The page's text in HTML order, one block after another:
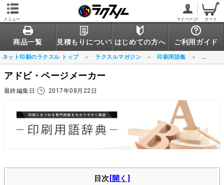
メニュー マイページ カート
商品一覧 見積もりについてはじめての方へ ご利用ガイド
ネット印刷のラクスル トップ ラクスルマガジン 印刷用語集 アドビ
アドビ・ページメーカー
最終編集日: 2017年08月22日
目次